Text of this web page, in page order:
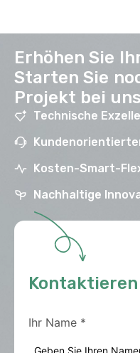
Erhöhen Sie
Starten Sie
Projekt bei
Technische
Kosten-Smart-
Nachhaltige
Kontaktieren
Ihr Name *